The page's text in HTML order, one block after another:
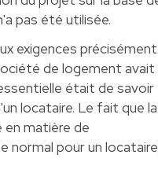
pas été utilisée.
exigences précisément
de logement avait
était de savoir
locataire. Le fait que la
matière de
normal pour un